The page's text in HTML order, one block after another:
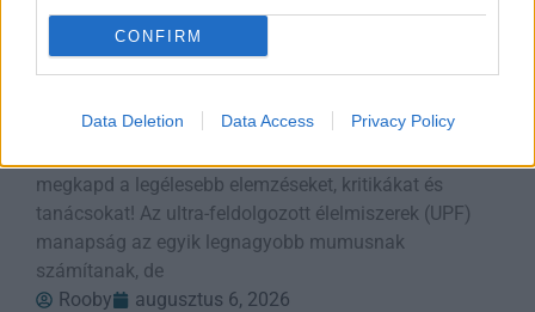
CONFIRM
Data Deletion Data Access Privacy Policy
Tévedése
megkapd a legélesebb elemzéseket, kritikákat és
tanácsokat! Az ultra-feldolgozott élelmiszerek (UPF)
manapság az egyik legnagyobb mumusnak
számítanak, de
Rooby
augusztus 6, 2026